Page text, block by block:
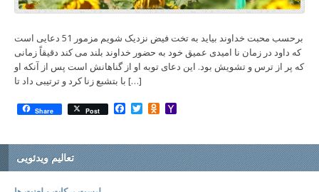
برحسب محبت خداوند بیاید به تخت فیض نزدیک شویم مزمور 51 دعایی است
که داود در زمان نا امیدی عمیق خود به حضور خداوند بلند می کند دقیقاً زمانی
که پر از ترس و تشویش بود. این دعای توبه او از گناهانش است پس از آنکه او
با بتشبع زنا کرد و ترتیبی داد تا […]
Share Post Facebook
TwitterOdnoklassniki
تعالیم ویدئویی